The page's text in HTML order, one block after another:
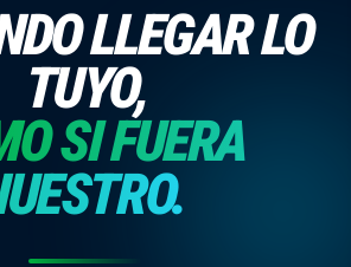
AUTOGESTIONES
SERVICIOS
SUCURSALES
AHORA
LLEGAR LO
TUYO,
SI FUERA